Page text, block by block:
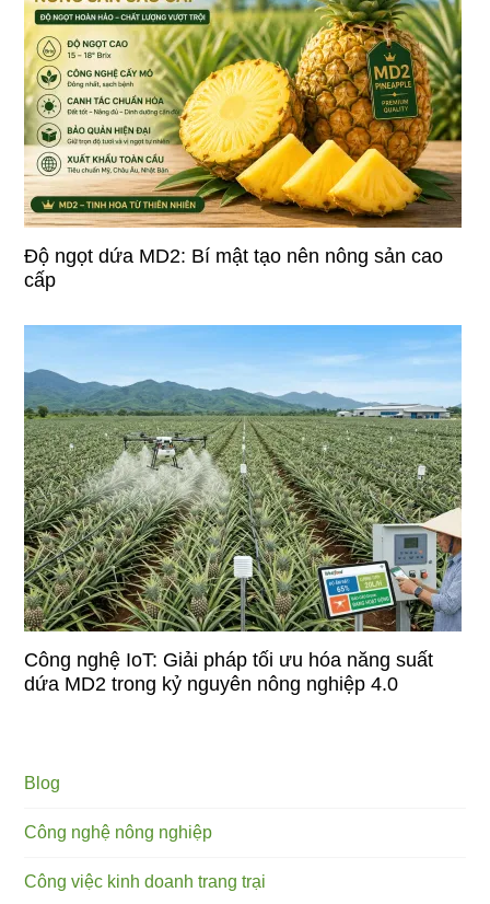
Độ ngọt dứa MD2: Bí mật tạo nên nông sản cao
cấp
Công nghệ IoT: Giải pháp tối ưu hóa năng suất
dứa MD2 trong kỷ nguyên nông nghiệp 4.0
Blog
Công nghệ nông nghiệp
Công việc kinh doanh trang trại